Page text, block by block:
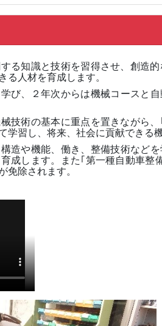
る知識と技術を習得させ、創造
る人材を育成します。
び、２年次からは機械コースと
械技術の基本に重点を置きなが
学習し、将来、社会に貢献できる
造や機能、働き、整備技術など
成します。また｢第一種自動車整
免除されます。